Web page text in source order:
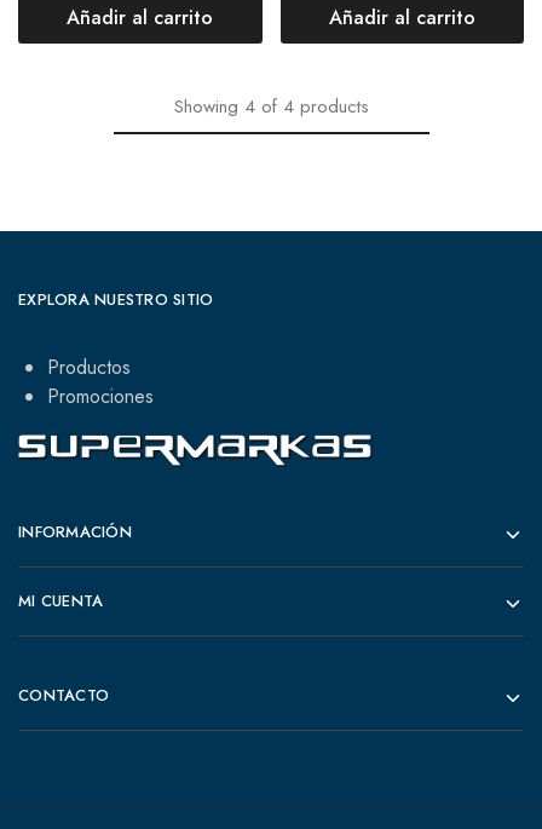
Añadir al carrito Añadir al carrito
Showing 4 of 4 products
EXPLORA NUESTRO SITIO
Productos
Promociones
INFORMACIÓN
MI CUENTA
CONTACTO